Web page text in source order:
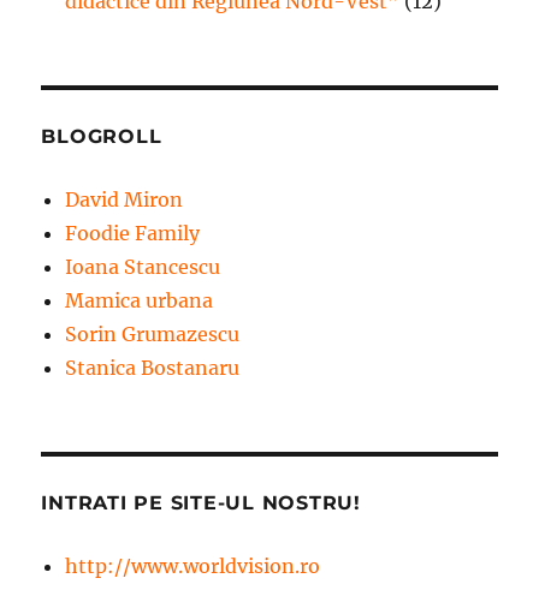
BLOGROLL
David Miron
Foodie Family
Ioana Stancescu
Mamica urbana
Sorin Grumazescu
Stanica Bostanaru
INTRATI PE SITE-UL NOSTRU!
http://www.worldvision.ro